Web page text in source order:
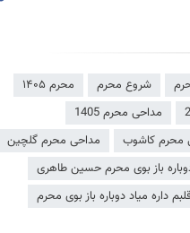
شروع محرم
محرم ۱۴۰۵
مداحی محرم 1405
محرم کاشوب
مداحی محرم گلچین
دوباره باز بوی محرم حسین طاهری
داره میاد دوباره باز بوی محرم